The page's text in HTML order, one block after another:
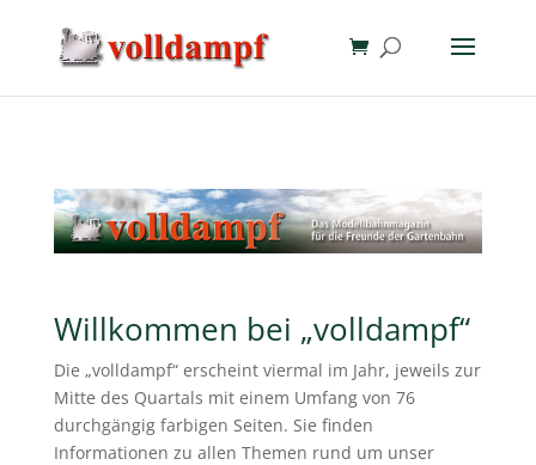
Willkommen bei „volldampf“
Die „volldampf“ erscheint viermal im Jahr, jeweils zur
Mitte des Quartals mit einem Umfang von 76
durchgängig farbigen Seiten. Sie finden
Informationen zu allen Themen rund um unser